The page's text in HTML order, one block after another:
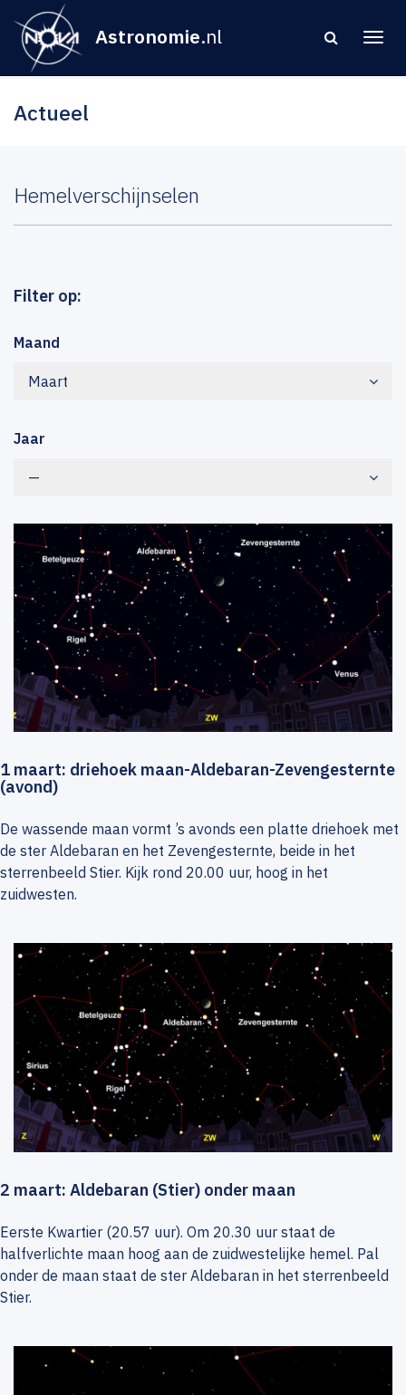
Astronomie.nl
Actueel
Hemelverschijnselen
Filter op:
Maand
Maart
Jaar
—
1 maart: driehoek maan-Aldebaran-Zevengesternte
(avond)
De wassende maan vormt ’s avonds een platte driehoek met
de ster Aldebaran en het Zevengesternte, beide in het
sterrenbeeld Stier. Kijk rond 20.00 uur, hoog in het
zuidwesten.
2 maart: Aldebaran (Stier) onder maan
Eerste Kwartier (20.57 uur). Om 20.30 uur staat de
halfverlichte maan hoog aan de zuidwestelijke hemel. Pal
onder de maan staat de ster Aldebaran in het sterrenbeeld
Stier.